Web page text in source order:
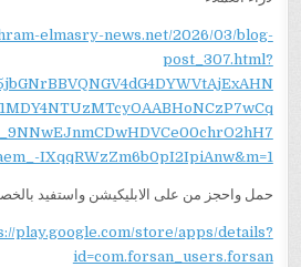
elmasry-news.net/2026/03/blog-
post_307.html?
IXqqRWzZm6b0pI2IpiAnw&m=1
حمل واحجز من على الابليكيشن واستفيد
play.google.com/store/apps/details?
id=com.forsan_users.forsan